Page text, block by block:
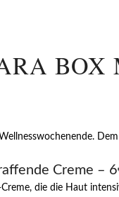
Creme –
die die Haut